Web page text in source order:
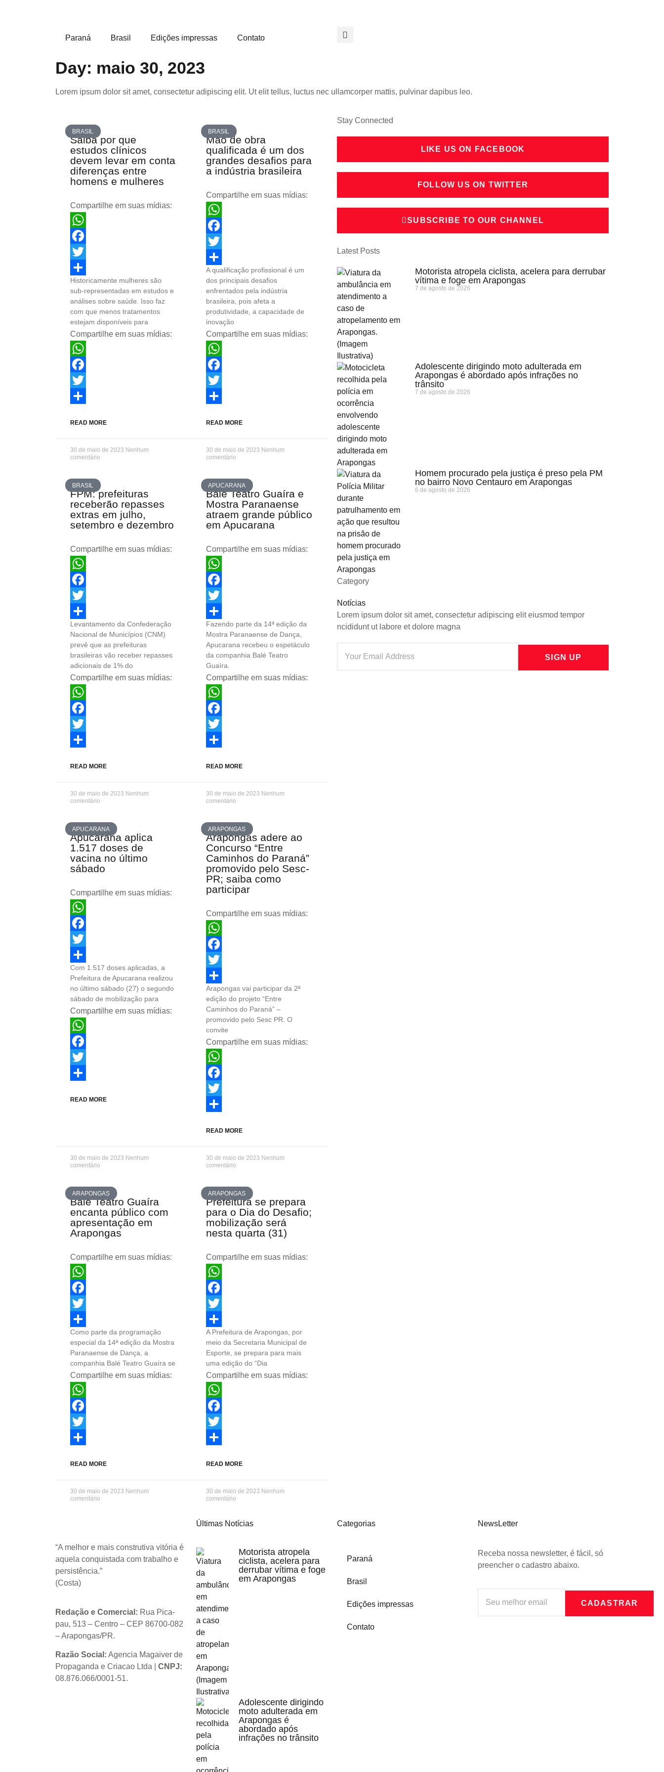
Paraná Brasil Edições impressas Contato
Day: maio 30, 2023
Lorem ipsum dolor sit amet, consectetur adipiscing elit. Ut elit tellus, luctus nec ullamcorper mattis, pulvinar dapibus leo.
BRASIL
Saiba por que
estudos clínicos
devem levar em conta
diferenças entre
homens e mulheres
Compartilhe em suas mídias:
WhatsApp
Facebook
Twitter
Share
Historicamente mulheres são
sub-representadas em estudos e
análises sobre saúde. Isso faz
com que menos tratamentos
estejam disponíveis para
Compartilhe em suas mídias:
WhatsApp
Facebook
Twitter
READ MORE
30 de maio de 2023 Nenhum
comentário
BRASIL
Mão de obra
qualificada é um dos
grandes desafios para
a indústria brasileira
Compartilhe em suas mídias:
WhatsApp
Facebook
Twitter
Share
A qualificação profissional é um
dos principais desafios
enfrentados pela indústria
brasileira, pois afeta a
produtividade, a capacidade de
inovação
Compartilhe em suas mídias:
WhatsApp
Facebook
Twitter
READ MORE
30 de maio de 2023 Nenhum
comentário
BRASIL
FPM: prefeituras
receberão repasses
extras em julho,
setembro e dezembro
Compartilhe em suas mídias:
WhatsApp
Facebook
Twitter
Share
Levantamento da Confederação
Nacional de Municípios (CNM)
prevê que as prefeituras
brasileiras vão receber repasses
adicionais de 1% do
Compartilhe em suas mídias:
WhatsApp
Facebook
Twitter
READ MORE
30 de maio de 2023 Nenhum
comentário
APUCARANA
Balé Teatro Guaíra e
Mostra Paranaense
atraem grande público
em Apucarana
Compartilhe em suas mídias:
WhatsApp
Facebook
Twitter
Share
Fazendo parte da 14ª edição da
Mostra Paranaense de Dança,
Apucarana recebeu o espetáculo
da companhia Balé Teatro
Guaíra.
Compartilhe em suas mídias:
WhatsApp
Facebook
Twitter
READ MORE
30 de maio de 2023 Nenhum
comentário
APUCARANA
Apucarana aplica
1.517 doses de
vacina no último
sábado
Compartilhe em suas mídias:
WhatsApp
Facebook
Twitter
Share
Com 1.517 doses aplicadas, a
Prefeitura de Apucarana realizou
no último sábado (27) o segundo
sábado de mobilização para
Compartilhe em suas mídias:
WhatsApp
Facebook
Twitter
READ MORE
30 de maio de 2023 Nenhum
comentário
ARAPONGAS
Arapongas adere ao
Concurso “Entre
Caminhos do Paraná”
promovido pelo Sesc-
PR; saiba como
participar
Compartilhe em suas mídias:
WhatsApp
Facebook
Twitter
Share
Arapongas vai participar da 2ª
edição do projeto “Entre
Caminhos do Paraná” –
promovido pelo Sesc PR. O
convite
Compartilhe em suas mídias:
WhatsApp
Facebook
Twitter
READ MORE
30 de maio de 2023 Nenhum
comentário
ARAPONGAS
Balé Teatro Guaíra
encanta público com
apresentação em
Arapongas
Compartilhe em suas mídias:
WhatsApp
Facebook
Twitter
Share
Como parte da programação
especial da 14ª edição da Mostra
Paranaense de Dança, a
companhia Balé Teatro Guaíra se
Compartilhe em suas mídias:
WhatsApp
Facebook
Twitter
READ MORE
30 de maio de 2023 Nenhum
comentário
ARAPONGAS
Prefeitura se prepara
para o Dia do Desafio;
mobilização será
nesta quarta (31)
Compartilhe em suas mídias:
WhatsApp
Facebook
Twitter
Share
A Prefeitura de Arapongas, por
meio da Secretaria Municipal de
Esporte, se prepara para mais
uma edição do “Dia
Compartilhe em suas mídias:
WhatsApp
Facebook
Twitter
READ MORE
30 de maio de 2023 Nenhum
comentário
Stay Connected
LIKE US ON FACEBOOK
FOLLOW US ON TWITTER
SUBSCRIBE TO OUR CHANNEL
Latest Posts
Motorista atropela ciclista, acelera para derrubar
vítima e foge em Arapongas
7 de agosto de 2026
Adolescente dirigindo moto adulterada em
Arapongas é abordado após infrações no
trânsito
7 de agosto de 2026
Homem procurado pela justiça é preso pela PM
no bairro Novo Centauro em Arapongas
6 de agosto de 2026
Category
Notícias
Lorem ipsum dolor sit amet, consectetur adipiscing elit eiusmod tempor
ncididunt ut labore et dolore magna
SIGN UP
“A melhor e mais construtiva vitória é
aquela conquistada com trabalho e
persistência.”
(Costa)
Redação e Comercial: Rua Pica-
pau, 513 – Centro – CEP 86700-082
– Arapongas/PR.
Razão Social: Agencia Magaiver de
Propaganda e Criacao Ltda
CNPJ:
08.876.066/0001-51.
Últimas Notícias
Motorista atropela
ciclista, acelera para
derrubar vítima e foge
em Arapongas
Adolescente dirigindo
moto adulterada em
Arapongas é
abordado após
infrações no trânsito
Categorias
Paraná
Brasil
Edições impressas
Contato
NewsLetter
Receba nossa newsletter, é fácil, só
preencher o cadastro abaixo.
CADASTRAR